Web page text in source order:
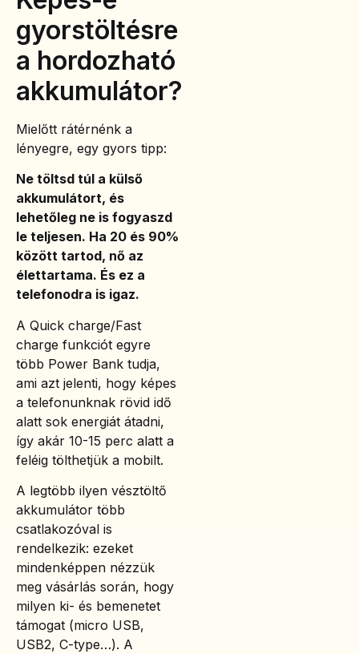
gyorstöltésre
a hordozható
akkumulátor?
Mielőtt rátérnénk a
lényegre, egy gyors tipp:
Ne töltsd túl a külső
akkumulátort, és
lehetőleg ne is fogyaszd
le teljesen. Ha 20 és 90%
között tartod, nő az
élettartama. És ez a
telefonodra is igaz.
A Quick charge/Fast
charge funkciót egyre
több Power Bank tudja,
ami azt jelenti, hogy képes
a telefonunknak rövid idő
alatt sok energiát átadni,
így akár 10-15 perc alatt a
feléig tölthetjük a mobilt.
A legtöbb ilyen vésztöltő
akkumulátor több
csatlakozóval is
rendelkezik: ezeket
mindenképpen nézzük
meg vásárlás során, hogy
milyen ki- és bemenetet
támogat (micro USB,
USB2, C-type…). A